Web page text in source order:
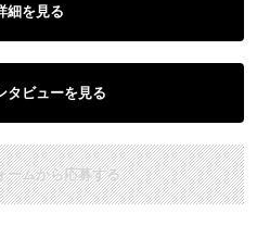
細を見る
タビューを見る
ームから応募する